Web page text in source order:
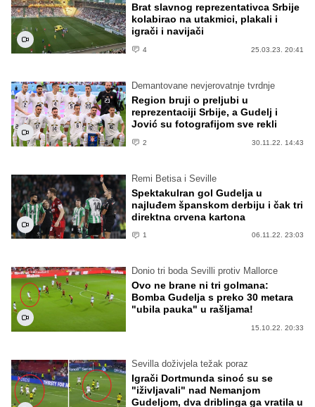
Brat slavnog reprezentativca Srbije
kolabirao na utakmici, plakali i
igrači i navijači
4 25.03.23. 20:41
Demantovane nevjerovatnje tvrdnje
Region bruji o preljubi u
reprezentaciji Srbije, a Gudelj i
Jović su fotografijom sve rekli
2 30.11.22. 14:43
Remi Betisa i Seville
Spektakulran gol Gudelja u
najluđem španskom derbiju i čak tri
direktna crvena kartona
1 06.11.22. 23:03
Donio tri boda Sevilli protiv Mallorce
Ovo ne brane ni tri golmana:
Bomba Gudelja s preko 30 metara
"ubila pauka" u rašljama!
15.10.22. 20:33
Sevilla doživjela težak poraz
Igrači Dortmunda sinoć su se
"iživljavali" nad Nemanjom
Gudeljom, dva driblinga ga vratila u